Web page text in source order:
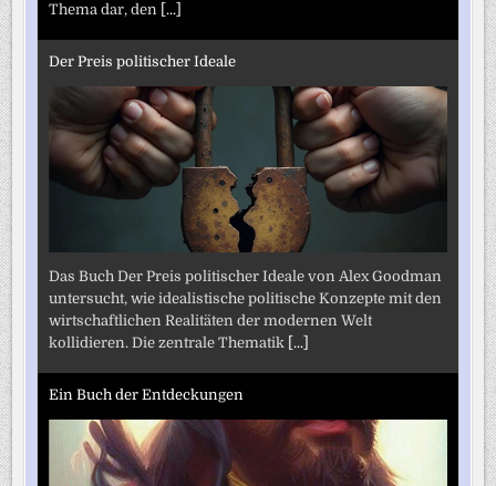
Thema dar, den [...]
Der Preis politischer Ideale
Das Buch Der Preis politischer Ideale von Alex Goodman
untersucht, wie idealistische politische Konzepte mit den
wirtschaftlichen Realitäten der modernen Welt
kollidieren. Die zentrale Thematik [...]
Ein Buch der Entdeckungen